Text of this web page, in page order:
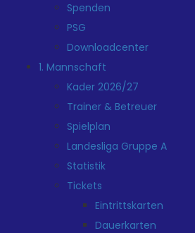
Spenden
PSG
Downloadcenter
1. Mannschaft
Kader 2026/27
Trainer & Betreuer
Spielplan
Landesliga Gruppe A
Statistik
Tickets
Eintrittskarten
Dauerkarten